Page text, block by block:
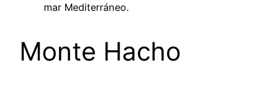
mar Mediterráneo.
Monte Hacho